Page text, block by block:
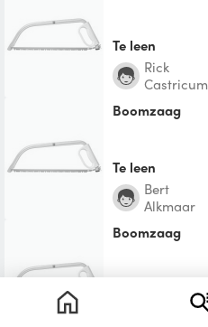
Te leen
Rick
Castricum
Boomzaag
Te leen
bert
Alkmaar
Boomzaag
Manuela